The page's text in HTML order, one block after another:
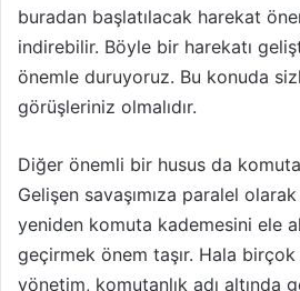
buradan başlatılacak harekat
indirebilir. Böyle bir harekatı
önemle duruyoruz. Bu konuda
görüşleriniz olmalıdır.
Diğer önemli bir husus da
Gelişen savaşımıza paralel
yeniden komuta kademesini ele
geçirmek önem taşır. Hala
yönetim, komutanlık adı altında